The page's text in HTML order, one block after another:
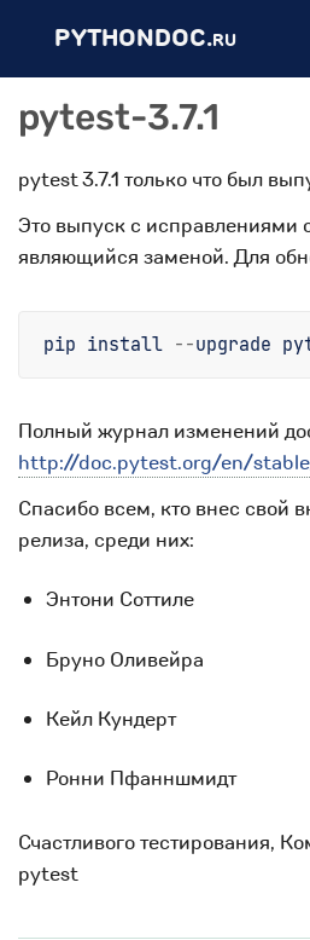
PYTHONDOC.RU
pytest-3.7.1
pytest 3.7.1 только что был
Это выпуск с исправлениями
являющийся заменой. Для
pip install --upgrade
Полный журнал изменений
http://doc.pytest.org/en/
Спасибо всем, кто внес свой
релиза, среди них:
Энтони Соттиле
Бруно Оливейра
Кейл Кундерт
Ронни Пфанншмидт
Счастливого тестирования,
pytest